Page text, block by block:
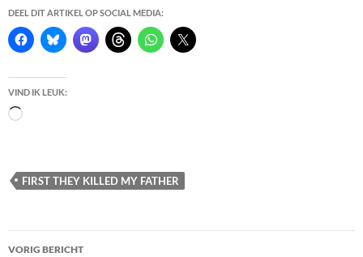
DEEL DIT ARTIKEL OP SOCIAL MEDIA:
VIND IK LEUK:
Bezig
FIRST THEY KILLED MY FATHER
Berichtnavigatie
VORIG BERICHT